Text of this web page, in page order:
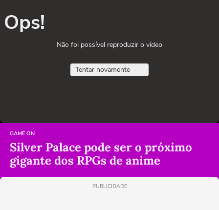
Ops!
Não foi possível reproduzir o vídeo
Tentar novamente
GAME ON
Silver Palace pode ser o próximo
gigante dos RPGs de anime
PUBLICIDADE